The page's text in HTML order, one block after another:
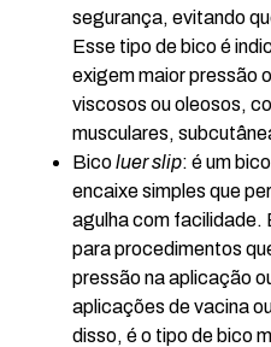
segurança, evitando
Esse tipo de bico é
exigem maior pressão
viscosos ou oleosos,
musculares,
Bicoluer slip: é um
encaixe simples que
agulha com facilidade.
para procedimentos
pressão na aplicação
aplicações de vacina
disso, é o tipo de bico